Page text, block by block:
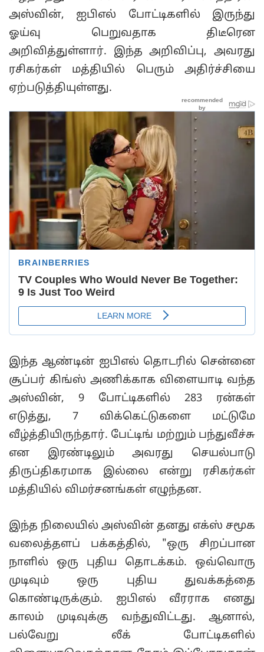
அஸ்வின், ஐபிஎல் போட்டிகளில் இருந்து
ஓய்வு பெறுவதாக திடீரென
அறிவித்துள்ளார். இந்த அறிவிப்பு, அவரது
ரசிகர்கள் மத்தியில் பெரும் அதிர்ச்சியை
ஏற்படுத்தியுள்ளது.
இந்த ஆண்டின் ஐபிஎல் தொடரில் சென்னை
சூப்பர் கிங்ஸ் அணிக்காக விளையாடி வந்த
அஸ்வின், 9 போட்டிகளில் 283 ரன்கள்
எடுத்து, 7 விக்கெட்டுகளை மட்டுமே
வீழ்த்தியிருந்தார். பேட்டிங் மற்றும் பந்துவீச்சு
என இரண்டிலும் அவரது செயல்பாடு
திருப்திகரமாக இல்லை என்று ரசிகர்கள்
மத்தியில் விமர்சனங்கள் எழுந்தன.
இந்த நிலையில் அஸ்வின் தனது எக்ஸ் சமூக
வலைத்தளப் பக்கத்தில், "ஒரு சிறப்பான
நாளில் ஒரு புதிய தொடக்கம். ஒவ்வொரு
முடிவும் ஒரு புதிய துவக்கத்தை
கொண்டிருக்கும். ஐபிஎல் வீரராக எனது
காலம் முடிவுக்கு வந்துவிட்டது. ஆனால்,
பல்வேறு லீக் போட்டிகளில்